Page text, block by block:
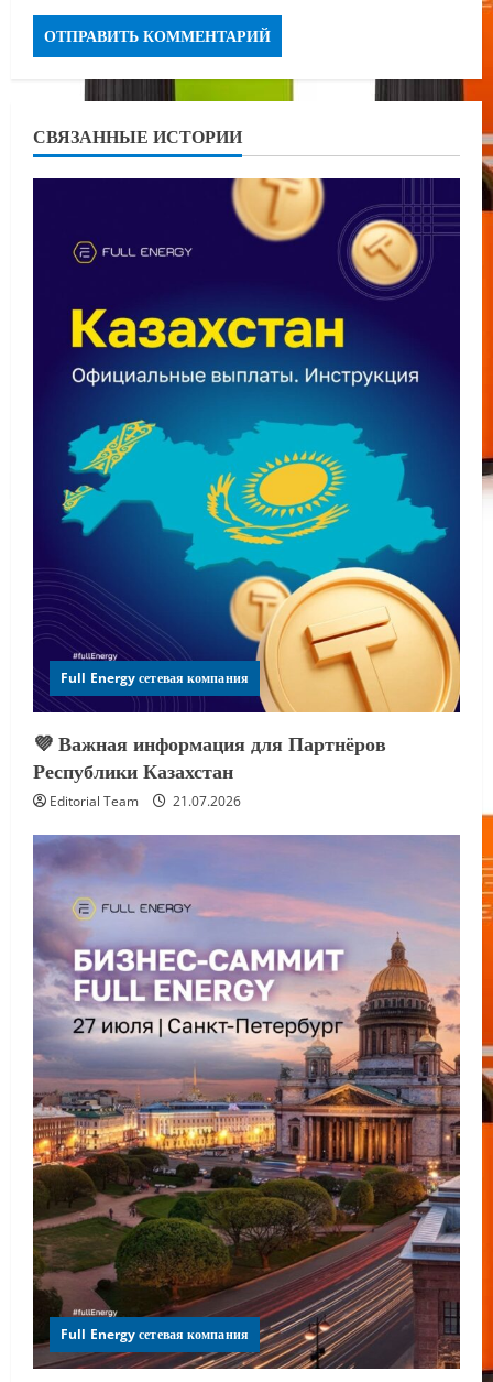
СВЯЗАННЫЕ ИСТОРИИ
Full Energy сетевая компания
💜 Важная информация для Партнёров
Республики Казахстан
Editorial Team 21.07.2026
Full Energy сетевая компания